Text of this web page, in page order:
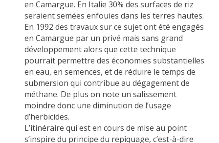
en Camargue. En Italie 30% des surfaces de riz
seraient semées enfouies dans les terres hautes.
En 1992 des travaux sur ce sujet ont été engagés
en Camargue par un privé mais sans grand
développement alors que cette technique
pourrait permettre des économies substantielles
en eau, en semences, et de réduire le temps de
submersion qui contribue au dégagement de
méthane. De plus on note un salissement
moindre donc une diminution de l’usage
d’herbicides.
L’itinéraire qui est en cours de mise au point
s’inspire du principe du repiquage, c’est-à-dire